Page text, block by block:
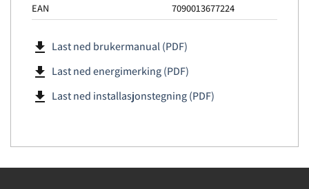
EAN
7090013677224
file_download Last ned brukermanual (PDF)
file_download Last ned energimerking (PDF)
file_download Last ned installasjonstegning (PDF)